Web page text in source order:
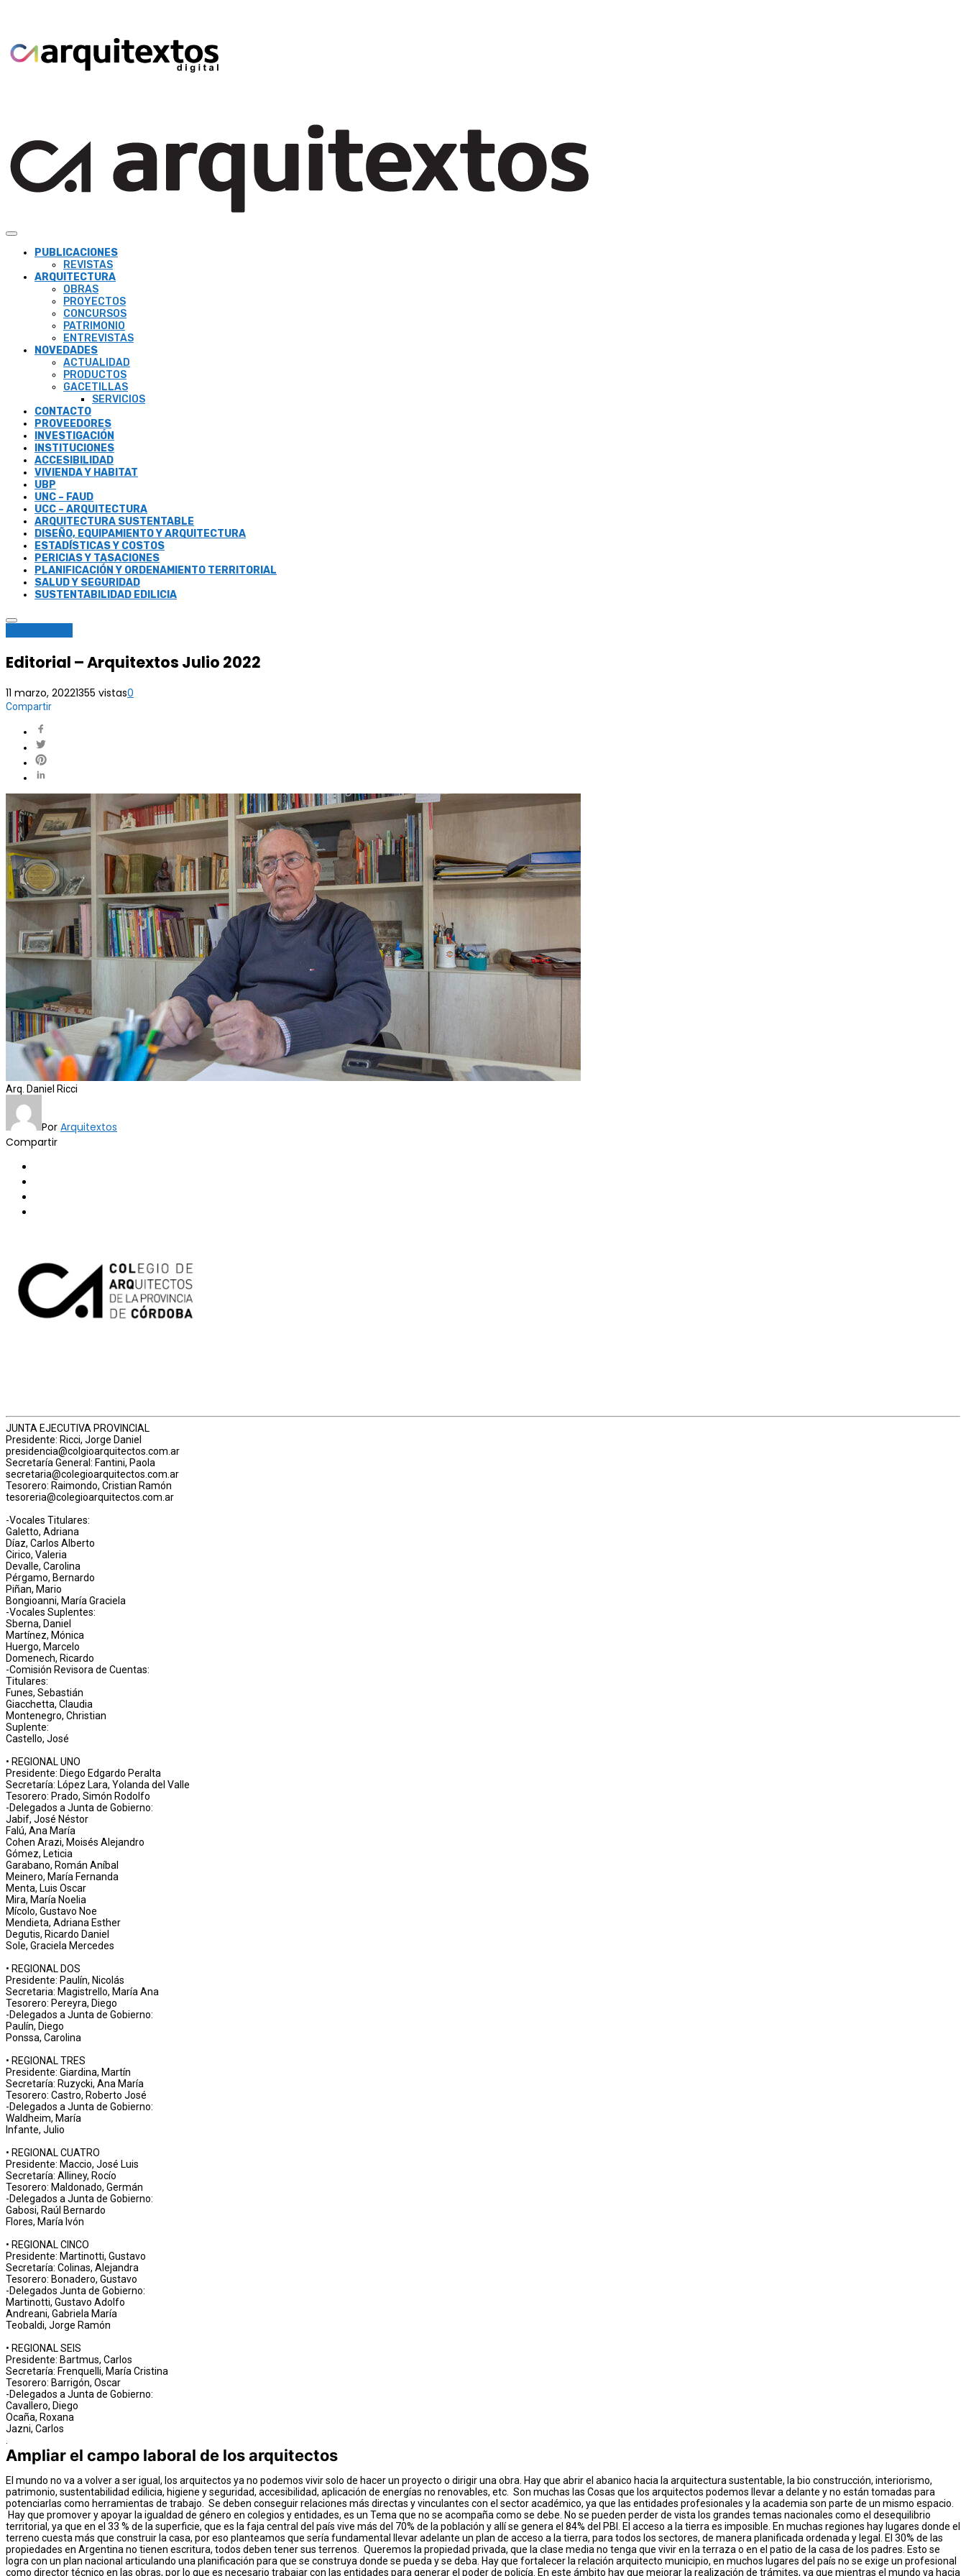
PUBLICACIONES
REVISTAS
ARQUITECTURA
OBRAS
PROYECTOS
CONCURSOS
PATRIMONIO
ENTREVISTAS
NOVEDADES
ACTUALIDAD
PRODUCTOS
GACETILLAS
SERVICIOS
CONTACTO
PROVEEDORES
INVESTIGACIÓN
INSTITUCIONES
ACCESIBILIDAD
VIVIENDA Y HABITAT
UBP
UNC – FAUD
UCC – ARQUITECTURA
ARQUITECTURA SUSTENTABLE
DISEÑO, EQUIPAMIENTO Y ARQUITECTURA
ESTADÍSTICAS Y COSTOS
PERICIAS Y TASACIONES
PLANIFICACIÓN Y ORDENAMIENTO TERRITORIAL
SALUD Y SEGURIDAD
SUSTENTABILIDAD EDILICIA
Editorial – Arquitextos Julio 2022
11 marzo, 20221355 vistas0
Compartir
Arq. Daniel Ricci
Por Arquitextos
Compartir
JUNTA EJECUTIVA PROVINCIAL
Presidente: Ricci, Jorge Daniel
presidencia@colgioarquitectos.com.ar
Secretaría General: Fantini, Paola
secretaria@colegioarquitectos.com.ar
Tesorero: Raimondo, Cristian Ramón
tesoreria@colegioarquitectos.com.ar
-Vocales Titulares:
Galetto, Adriana
Díaz, Carlos Alberto
Cirico, Valeria
Devalle, Carolina
Pérgamo, Bernardo
Piñan, Mario
Bongioanni, María Graciela
-Vocales Suplentes:
Sberna, Daniel
Martínez, Mónica
Huergo, Marcelo
Domenech, Ricardo
-Comisión Revisora de Cuentas:
Titulares:
Funes, Sebastián
Giacchetta, Claudia
Montenegro, Christian
Suplente:
Castello, José
• REGIONAL UNO
Presidente: Diego Edgardo Peralta
Secretaría: López Lara, Yolanda del Valle
Tesorero: Prado, Simón Rodolfo
-Delegados a Junta de Gobierno:
Jabif, José Néstor
Falú, Ana María
Cohen Arazi, Moisés Alejandro
Gómez, Leticia
Garabano, Román Aníbal
Meinero, María Fernanda
Menta, Luis Oscar
Mira, María Noelia
Mícolo, Gustavo Noe
Mendieta, Adriana Esther
Degutis, Ricardo Daniel
Sole, Graciela Mercedes
• REGIONAL DOS
Presidente: Paulín, Nicolás
Secretaria: Magistrello, María Ana
Tesorero: Pereyra, Diego
-Delegados a Junta de Gobierno:
Paulín, Diego
Ponssa, Carolina
• REGIONAL TRES
Presidente: Giardina, Martín
Secretaría: Ruzycki, Ana María
Tesorero: Castro, Roberto José
-Delegados a Junta de Gobierno:
Waldheim, María
Infante, Julio
• REGIONAL CUATRO
Presidente: Maccio, José Luis
Secretaría: Alliney, Rocío
Tesorero: Maldonado, Germán
-Delegados a Junta de Gobierno:
Gabosi, Raúl Bernardo
Flores, María Ivón
• REGIONAL CINCO
Presidente: Martinotti, Gustavo
Secretaría: Colinas, Alejandra
Tesorero: Bonadero, Gustavo
-Delegados Junta de Gobierno:
Martinotti, Gustavo Adolfo
Andreani, Gabriela María
Teobaldi, Jorge Ramón
• REGIONAL SEIS
Presidente: Bartmus, Carlos
Secretaría: Frenquelli, María Cristina
Tesorero: Barrigón, Oscar
-Delegados a Junta de Gobierno:
Cavallero, Diego
Ocaña, Roxana
Jazni, Carlos
Ampliar el campo laboral de los arquitectos
El mundo no va a volver a ser igual, los arquitectos ya no podemos vivir solo de hacer un proyecto o dirigir una obra. Hay que abrir el abanico hacia la arquitectura sustentable, la bio construcción, interiorismo,
patrimonio, sustentabilidad edilicia, higiene y seguridad, accesibilidad, aplicación de energías no renovables, etc. Son muchas las Cosas que los arquitectos podemos llevar a delante y no están tomadas para
potenciarlas como herramientas de trabajo. Se deben conseguir relaciones más directas y vinculantes con el sector académico, ya que las entidades profesionales y la academia son parte de un mismo espacio.
Hay que promover y apoyar la igualdad de género en colegios y entidades, es un Tema que no se acompaña como se debe. No se pueden perder de vista los grandes temas nacionales como el desequilibrio
territorial, ya que en el 33 % de la superficie, que es la faja central del país vive más del 70% de la población y allí se genera el 84% del PBI. El acceso a la tierra es imposible. En muchas regiones hay lugares donde el
terreno cuesta más que construir la casa, por eso planteamos que sería fundamental llevar adelante un plan de acceso a la tierra, para todos los sectores, de manera planificada ordenada y legal. El 30% de las
propiedades en Argentina no tienen escritura, todos deben tener sus terrenos. Queremos la propiedad privada, que la clase media no tenga que vivir en la terraza o en el patio de la casa de los padres. Esto se
logra con un plan nacional articulando una planificación para que se construya donde se pueda y se deba. Hay que fortalecer la relación arquitecto municipio, en muchos lugares del país no se exige un profesional
como director técnico en las obras, por lo que es necesario trabajar con las entidades para generar el poder de policía. En este ámbito hay que mejorar la realización de trámites, ya que mientras el mundo va hacia